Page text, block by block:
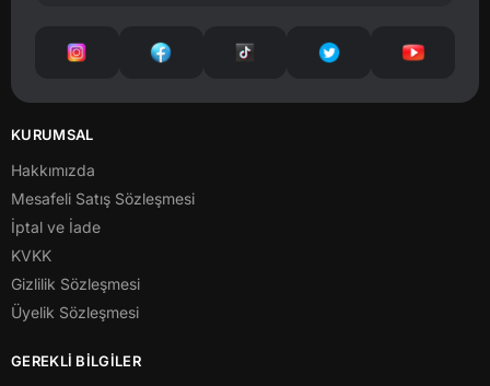
KURUMSAL
Hakkımızda
Mesafeli Satış Sözleşmesi
İptal ve İade
KVKK
Gizlilik Sözleşmesi
Üyelik Sözleşmesi
GEREKLİ BİLGİLER